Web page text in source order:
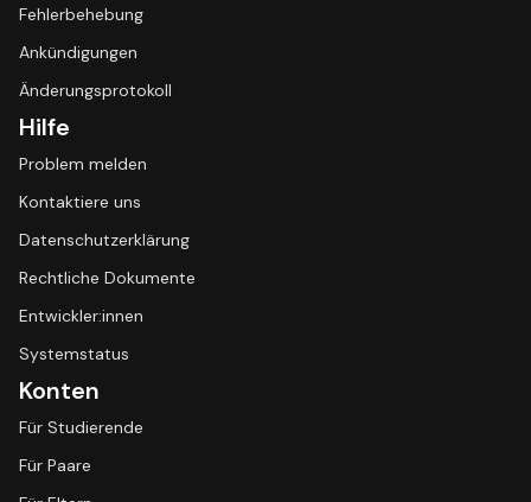
Fehlerbehebung
Ankündigungen
Änderungsprotokoll
Hilfe
Problem melden
Kontaktiere uns
Datenschutzerklärung
Rechtliche Dokumente
Entwickler:innen
Systemstatus
Konten
Für Studierende
Für Paare